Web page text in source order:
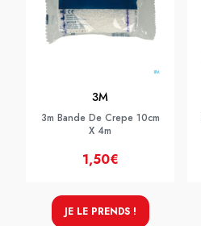
3M
3m Bande De Crepe 10cm
X 4m
1,50€
JE LE PRENDS !